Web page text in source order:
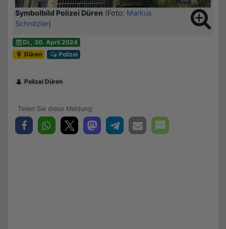
Symbolbild Polizei Düren (Foto: Markus
Schnitzler)
Di., 30. April 2024
Düren
Polizei
Polizei Düren